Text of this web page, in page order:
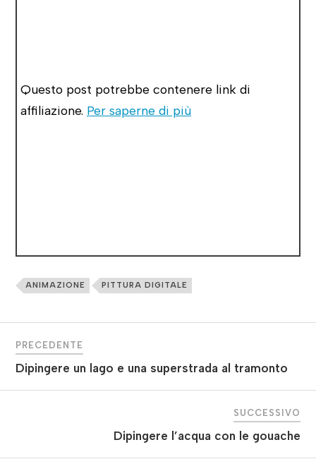
Questo post potrebbe contenere link di
affiliazione. Per saperne di più
ANIMAZIONE PITTURA DIGITALE
PRECEDENTE
Dipingere un lago e una superstrada al tramonto
SUCCESSIVO
Dipingere l’acqua con le gouache